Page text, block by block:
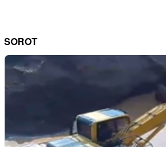
SOROT